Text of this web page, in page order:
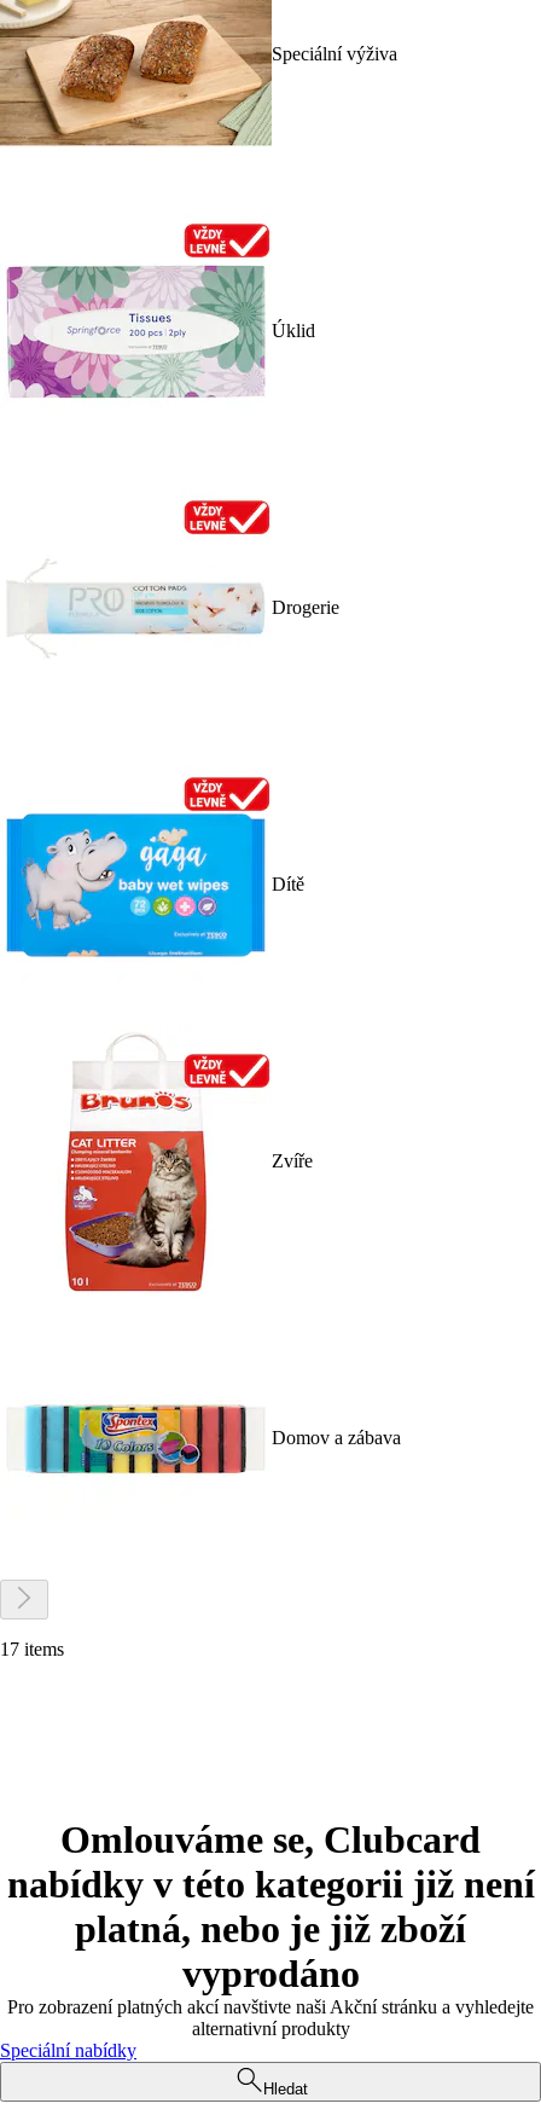
Speciální výživa
Úklid
Drogerie
Dítě
Zvíře
Domov a zábava
17 items
Omlouváme se, Clubcard
nabídky v této kategorii již není
platná, nebo je již zboží
vyprodáno
Pro zobrazení platných akcí navštivte naši Akční stránku a vyhledejte
alternativní produkty
Speciální nabídky
Hledat